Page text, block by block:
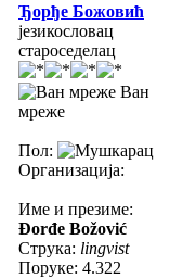
Ђорђе Божовић
језикословац
староседелац
Ван
мреже
Пол:
Организација:
Име и презиме:
Đorđe Božović
Струка: lingvist
Поруке: 4.322